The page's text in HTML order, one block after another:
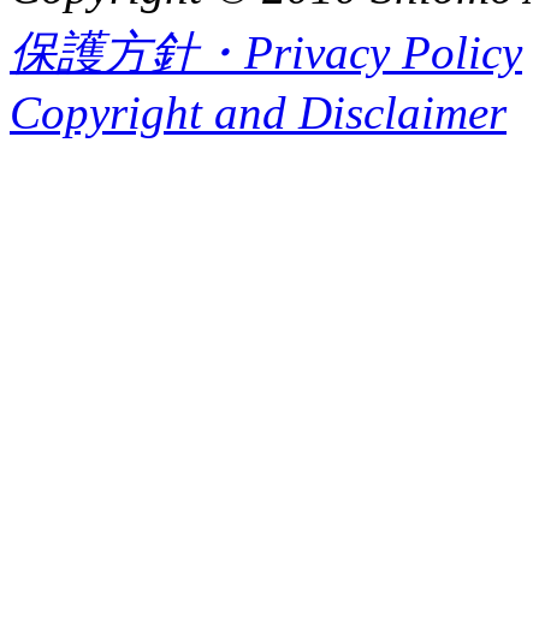
保護方針・Privacy Policy
Copyright and Disclaimer